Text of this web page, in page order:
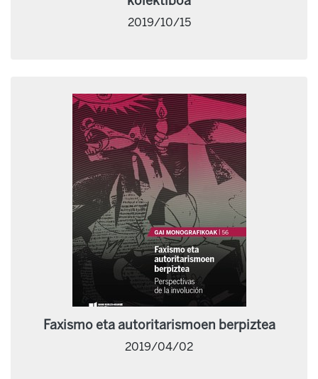
2019/10/15
Faxismo eta autoritarismoen berpiztea
2019/04/02